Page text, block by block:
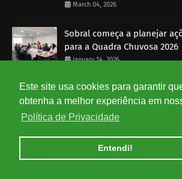
Este site usa cookies para garantir
obtenha a melhor experiência em
Política de Privacidade
Entendi!
March 04, 2026
Sobral começa a planejar
para a Quadra Chuvosa 2026
January 14, 2026
Popular Posts
HOME ABOUT